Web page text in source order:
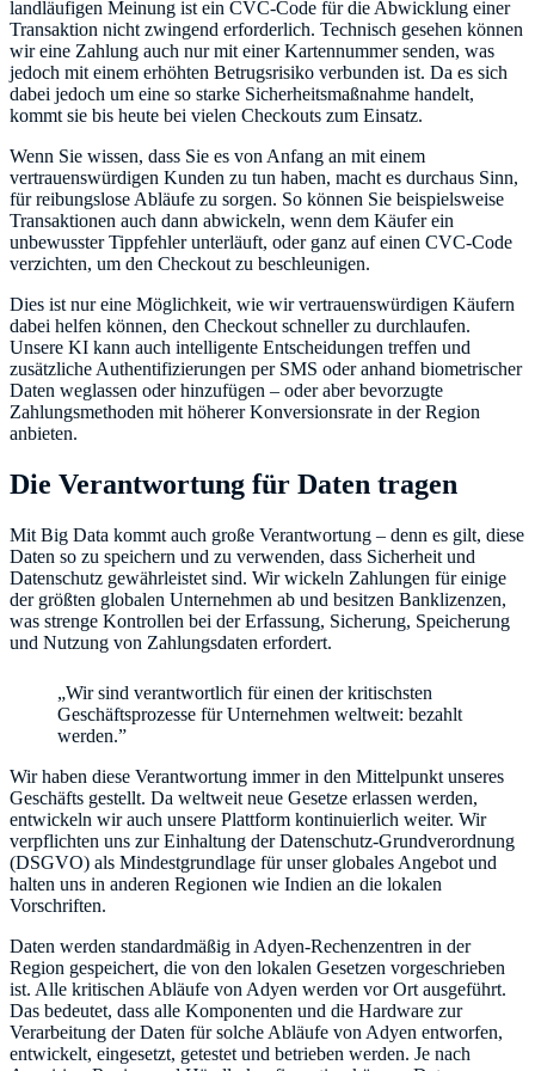
landläufigen Meinung ist ein CVC-Code für die Abwicklung einer
Transaktion nicht zwingend erforderlich. Technisch gesehen können
wir eine Zahlung auch nur mit einer Kartennummer senden, was
jedoch mit einem erhöhten Betrugsrisiko verbunden ist. Da es sich
dabei jedoch um eine so starke Sicherheitsmaßnahme handelt,
kommt sie bis heute bei vielen Checkouts zum Einsatz.
Wenn Sie wissen, dass Sie es von Anfang an mit einem
vertrauenswürdigen Kunden zu tun haben, macht es durchaus Sinn,
für reibungslose Abläufe zu sorgen. So können Sie beispielsweise
Transaktionen auch dann abwickeln, wenn dem Käufer ein
unbewusster Tippfehler unterläuft, oder ganz auf einen CVC-Code
verzichten, um den Checkout zu beschleunigen.
Dies ist nur eine Möglichkeit, wie wir vertrauenswürdigen Käufern
dabei helfen können, den Checkout schneller zu durchlaufen.
Unsere KI kann auch intelligente Entscheidungen treffen und
zusätzliche Authentifizierungen per SMS oder anhand biometrischer
Daten weglassen oder hinzufügen – oder aber bevorzugte
Zahlungsmethoden mit höherer Konversionsrate in der Region
anbieten.
Die Verantwortung für Daten tragen
Mit Big Data kommt auch große Verantwortung – denn es gilt, diese
Daten so zu speichern und zu verwenden, dass Sicherheit und
Datenschutz gewährleistet sind. Wir wickeln Zahlungen für einige
der größten globalen Unternehmen ab und besitzen Banklizenzen,
was strenge Kontrollen bei der Erfassung, Sicherung, Speicherung
und Nutzung von Zahlungsdaten erfordert.
„Wir sind verantwortlich für einen der kritischsten
Geschäftsprozesse für Unternehmen weltweit: bezahlt
werden.”
Wir haben diese Verantwortung immer in den Mittelpunkt unseres
Geschäfts gestellt. Da weltweit neue Gesetze erlassen werden,
entwickeln wir auch unsere Plattform kontinuierlich weiter. Wir
verpflichten uns zur Einhaltung der Datenschutz-Grundverordnung
(DSGVO) als Mindestgrundlage für unser globales Angebot und
halten uns in anderen Regionen wie Indien an die lokalen
Vorschriften.
Daten werden standardmäßig in Adyen-Rechenzentren in der
Region gespeichert, die von den lokalen Gesetzen vorgeschrieben
ist. Alle kritischen Abläufe von Adyen werden vor Ort ausgeführt.
Das bedeutet, dass alle Komponenten und die Hardware zur
Verarbeitung der Daten für solche Abläufe von Adyen entworfen,
entwickelt, eingesetzt, getestet und betrieben werden. Je nach